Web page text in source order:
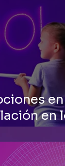
en
en